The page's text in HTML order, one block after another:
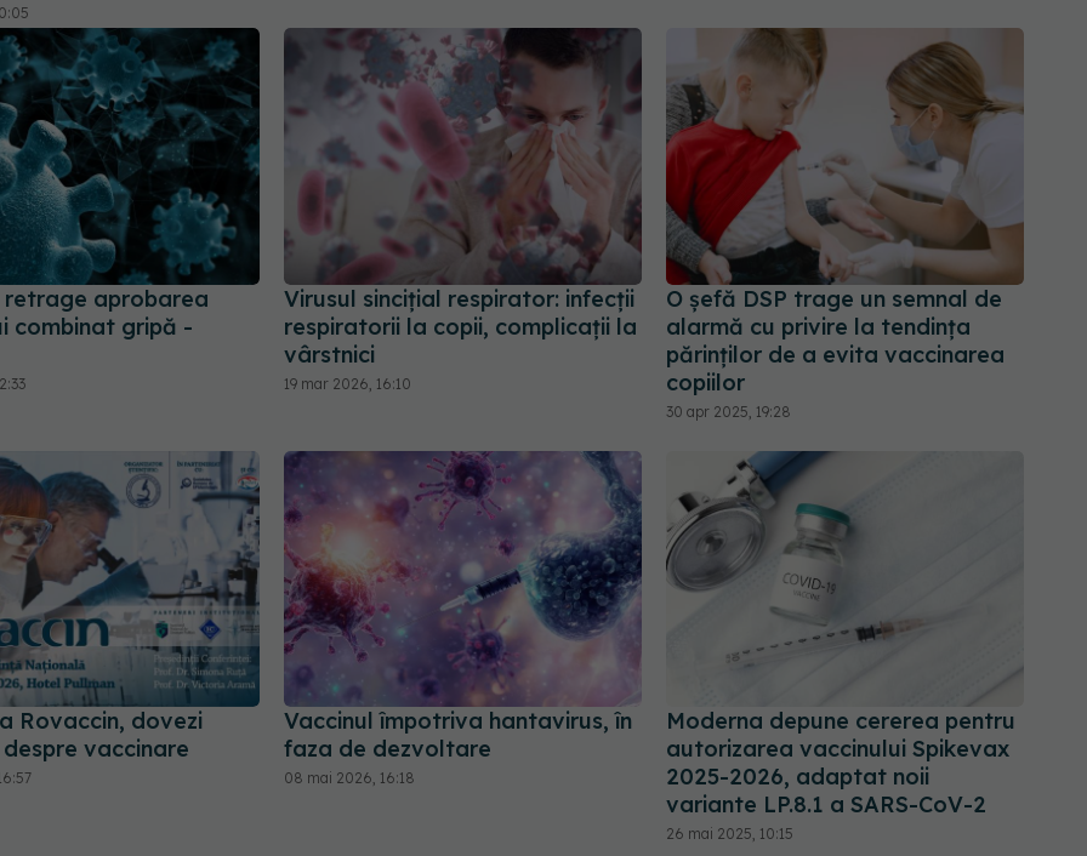
retrage aprobarea
combinat gripă -
Virusul sincițial respirator: infecții
respiratorii la copii, complicații la
vârstnici
19 mar 2026, 16:10
O șefă DSP trage un semnal de
alarmă cu privire la tendinţa
părinţilor de a evita vaccinarea
copiilor
30 apr 2025, 19:28
Rovaccin, dovezi
vaccinare
Vaccinul împotriva hantavirus, în
faza de dezvoltare
08 mai 2026, 16:18
Moderna depune cererea pentru
autorizarea vaccinului Spikevax
2025-2026, adaptat noii
variante LP.8.1 a SARS-CoV-2
26 mai 2025, 10:15